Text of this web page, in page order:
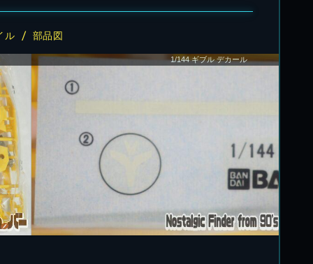
ル / 部品図
1/144 ギブル デカール